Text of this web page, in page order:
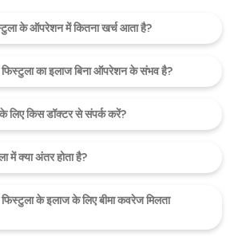
के ऑपरेशन में कितना खर्च आता है?
का इलाज बिना ऑपरेशन के संभव है?
लिए किस डॉक्टर से संपर्क करें?
में क्या अंतर होता है?
के इलाज के लिए बीमा कवरेज मिलता